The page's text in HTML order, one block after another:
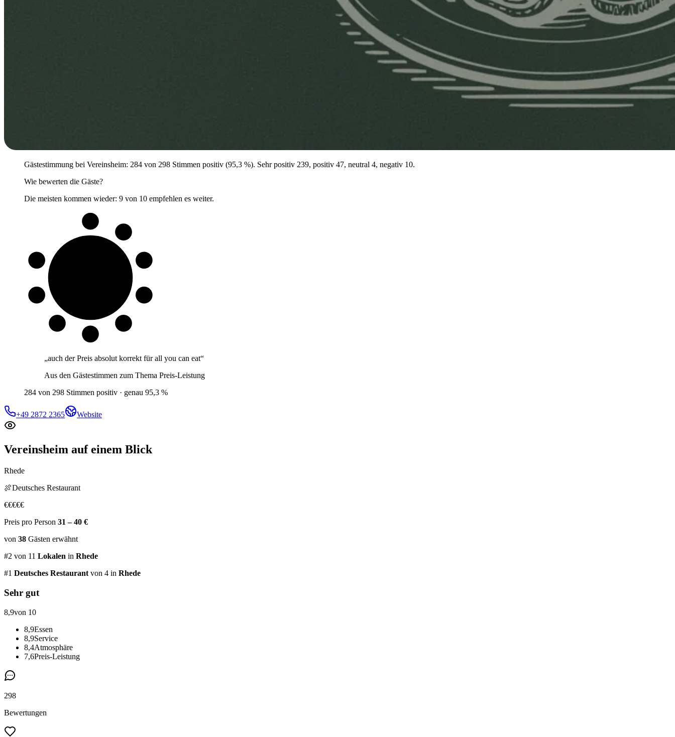
Gästestimmung bei Vereinsheim: 284 von 298 Stimmen positiv (95,3 %). Sehr positiv 239, positiv 47, neutral 4, negativ 10.
Wie bewerten die Gäste?
Die meisten kommen wieder: 9 von 10 empfehlen es weiter.
„auch der Preis absolut korrekt für all you can eat“
Aus den Gästestimmen zum Thema Preis-Leistung
284 von 298 Stimmen positiv · genau 95,3 %
+49 2872 2365 Website
Vereinsheim auf einem Blick
Rhede
🍖Deutsches Restaurant
€€€€€
Preis pro Person 31 – 40 €
von 38 Gästen erwähnt
#2 von 11 Lokalen in Rhede
#1 Deutsches Restaurant von 4 in Rhede
Sehr gut
8,9von 10
8,9Essen
8,9Service
8,4Atmosphäre
7,6Preis-Leistung
298
Bewertungen